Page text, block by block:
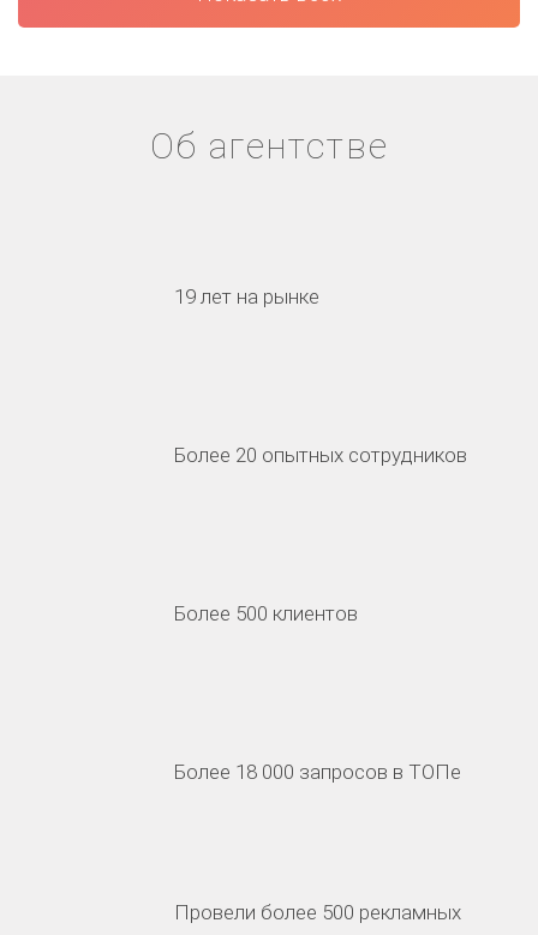
Об агентстве
19 лет на рынке
Более 20 опытных сотрудников
Более 500 клиентов
Более 18 000 запросов в ТОПе
Провели более 500 рекламных